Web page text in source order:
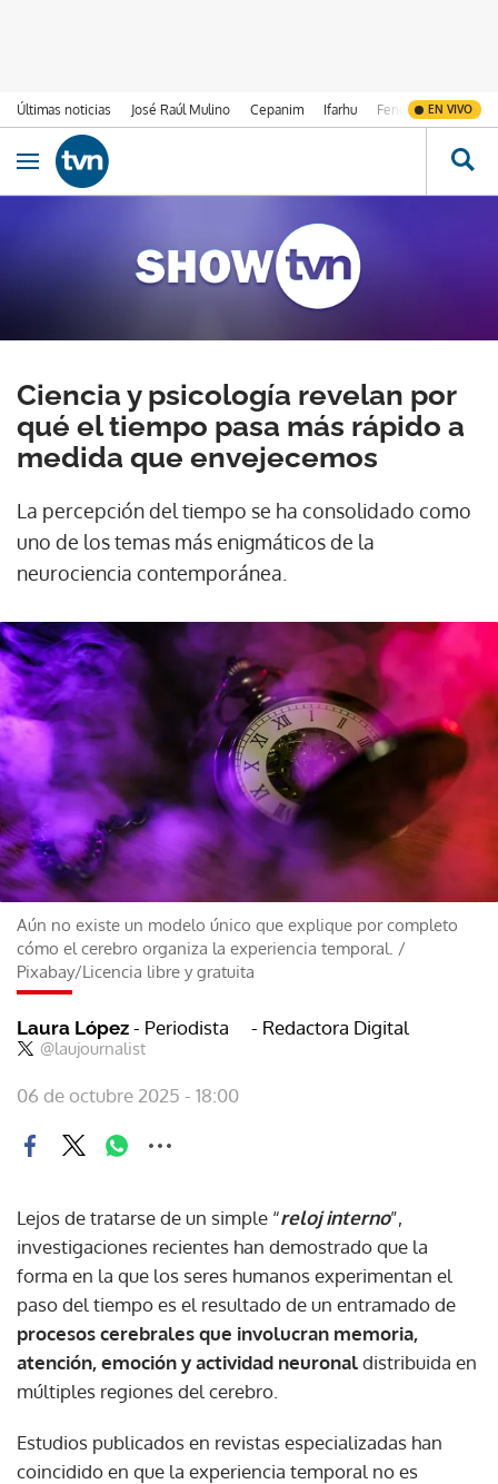
Últimas noticias José Raúl Mulino Cepanim Ifarhu Fenómeno de El
EN VIVO
Ir al contenido
Obrir navegació
Ciencia y psicología revelan por
qué el tiempo pasa más rápido a
medida que envejecemos
La percepción del tiempo se ha consolidado como
uno de los temas más enigmáticos de la
neurociencia contemporánea.
Aún no existe un modelo único que explique por completo
cómo el cerebro organiza la experiencia temporal. /
Pixabay/Licencia libre y gratuita
Laura López - Periodista
@laujournalist
- Redactora Digital
06 de octubre 2025 - 18:00
Lejos de tratarse de un simple “reloj interno”,
investigaciones recientes han demostrado que la
forma en la que los seres humanos experimentan el
paso del tiempo es el resultado de un entramado de
procesos cerebrales que involucran memoria,
atención, emoción y actividad neuronaldistribuida en
múltiples regiones del cerebro.
Estudios publicados en revistas especializadas han
coincidido en que la experiencia temporal no es